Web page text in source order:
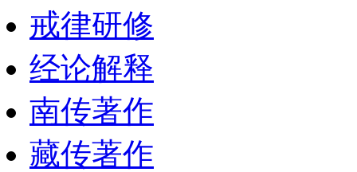
戒律研修
经论解释
南传著作
藏传著作